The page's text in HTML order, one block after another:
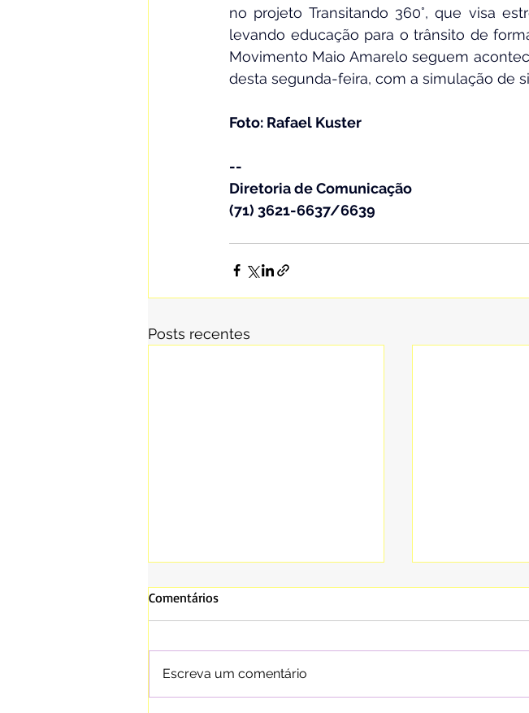
no projeto Transitando 360°, que visa
levando educação para o trânsito de
Movimento Maio Amarelo seguem
desta segunda-feira, com a simulação de
Foto: Rafael Kuster
--
Diretoria de Comunicação
(71) 3621-6637/6639
Posts recentes
Comentários
Escreva um comentário